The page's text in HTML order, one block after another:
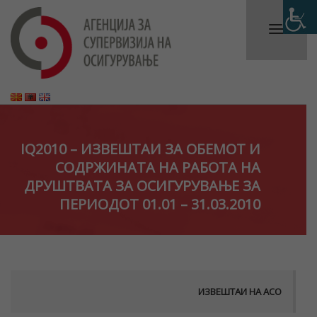
IQ2010 – ИЗВЕШТАИ ЗА ОБЕМОТ И
СОДРЖИНАТА НА РАБОТА НА
ДРУШТВАТА ЗА ОСИГУРУВАЊЕ ЗА
ПЕРИОДОТ 01.01 – 31.03.2010
ИЗВЕШТАИ НА АСО